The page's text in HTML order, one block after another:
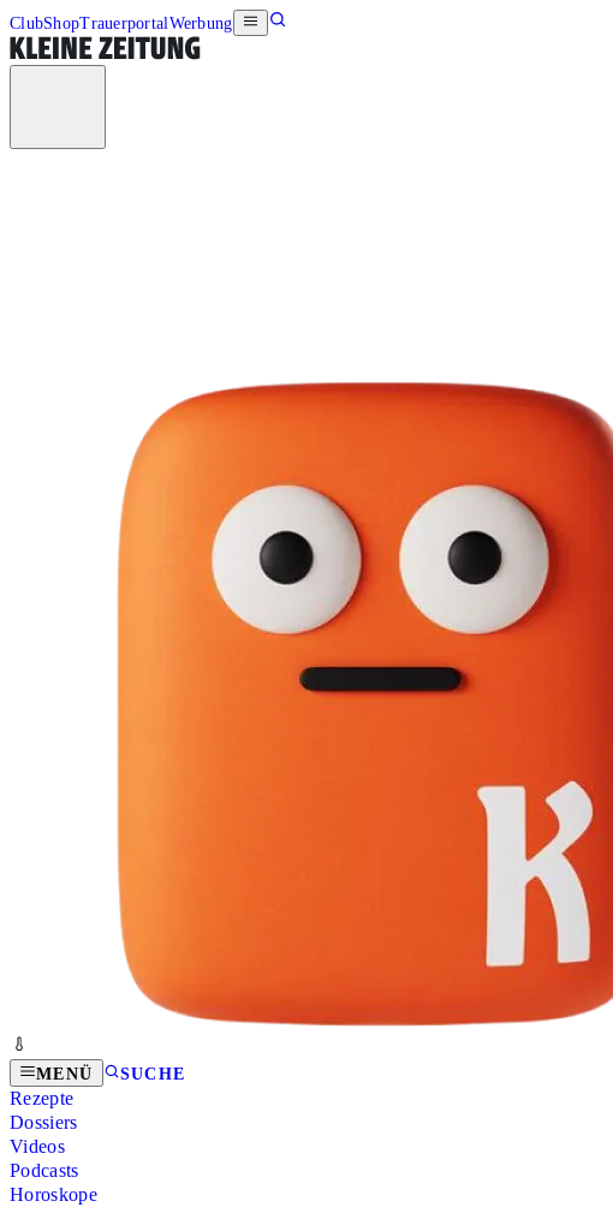
ClubShopTrauerportalWerbung
MENÜ SUCHE
Rezepte
Dossiers
Videos
Podcasts
Horoskope